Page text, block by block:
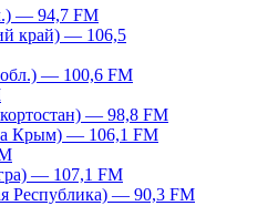
— 94,7 FM
край) — 106,5
обл.) — 100,6 FM
— 98,8 FM
Крым) — 106,1 FM
— 107,1 FM
Республика) — 90,3 FM